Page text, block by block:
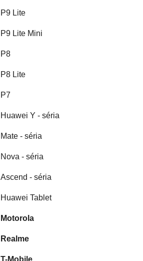
P9 Lite
P9 Lite Mini
P8
P8 Lite
P7
Huawei Y - séria
Mate - séria
Nova - séria
Ascend - séria
Huawei Tablet
Motorola
Realme
T-Mobile